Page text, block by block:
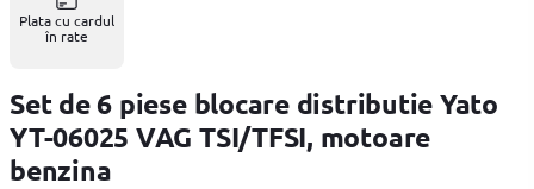
Plata cu cardul
în rate
Set de 6 piese blocare distributie Yato
YT-06025 VAG TSI/TFSI, motoare
benzina